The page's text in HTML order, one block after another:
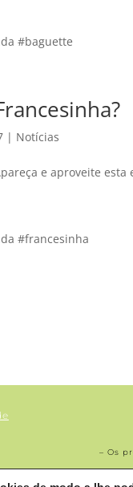
#baguette
| Notícias
e aproveite
#francesinha
– Os